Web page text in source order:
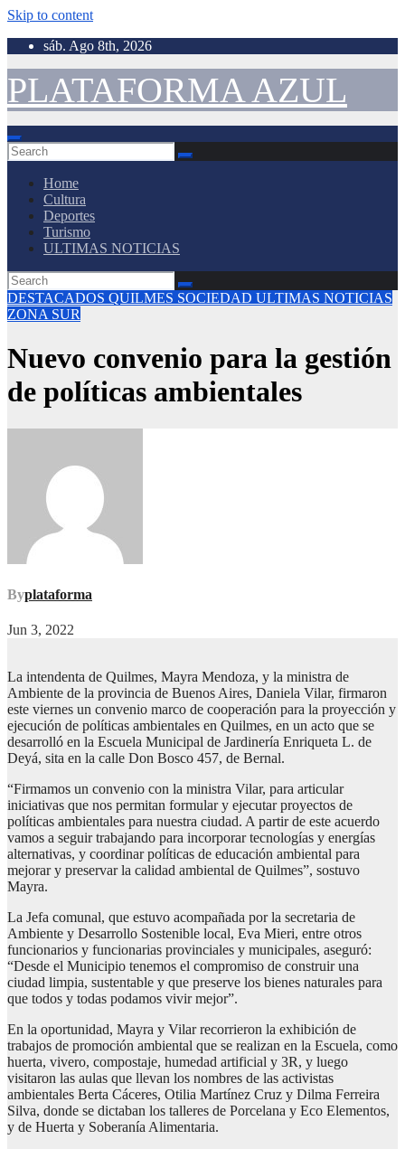
Skip to content
sáb. Ago 8th, 2026
PLATAFORMA AZUL
Home
Cultura
Deportes
Turismo
ULTIMAS NOTICIAS
DESTACADOS QUILMES SOCIEDAD ULTIMAS NOTICIAS
ZONA SUR
Nuevo convenio para la gestión
de políticas ambientales
Byplataforma
Jun 3, 2022
La intendenta de Quilmes, Mayra Mendoza, y la ministra de
Ambiente de la provincia de Buenos Aires, Daniela Vilar, firmaron
este viernes un convenio marco de cooperación para la proyección y
ejecución de políticas ambientales en Quilmes, en un acto que se
desarrolló en la Escuela Municipal de Jardinería Enriqueta L. de
Deyá, sita en la calle Don Bosco 457, de Bernal.
“Firmamos un convenio con la ministra Vilar, para articular
iniciativas que nos permitan formular y ejecutar proyectos de
políticas ambientales para nuestra ciudad. A partir de este acuerdo
vamos a seguir trabajando para incorporar tecnologías y energías
alternativas, y coordinar políticas de educación ambiental para
mejorar y preservar la calidad ambiental de Quilmes”, sostuvo
Mayra.
La Jefa comunal, que estuvo acompañada por la secretaria de
Ambiente y Desarrollo Sostenible local, Eva Mieri, entre otros
funcionarios y funcionarias provinciales y municipales, aseguró:
“Desde el Municipio tenemos el compromiso de construir una
ciudad limpia, sustentable y que preserve los bienes naturales para
que todos y todas podamos vivir mejor”.
En la oportunidad, Mayra y Vilar recorrieron la exhibición de
trabajos de promoción ambiental que se realizan en la Escuela, como
huerta, vivero, compostaje, humedad artificial y 3R, y luego
visitaron las aulas que llevan los nombres de las activistas
ambientales Berta Cáceres, Otilia Martínez Cruz y Dilma Ferreira
Silva, donde se dictaban los talleres de Porcelana y Eco Elementos,
y de Huerta y Soberanía Alimentaria.